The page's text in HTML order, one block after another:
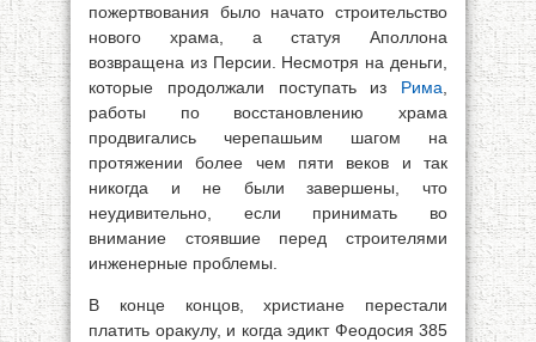
пожертвования было начато строительство
нового храма, а статуя Аполлона
возвращена из Персии. Несмотря на деньги,
которые продолжали поступать из Рима
работы по восстановлению храма
продвигались черепашьим шагом на
протяжении более чем пяти веков и так
никогда и не были завершены, что
неудивительно, если принимать во
внимание стоявшие перед строителями
инженерные проблемы.
В конце концов, христиане перестали
платить оракулу, и когда эдикт Феодосия 385